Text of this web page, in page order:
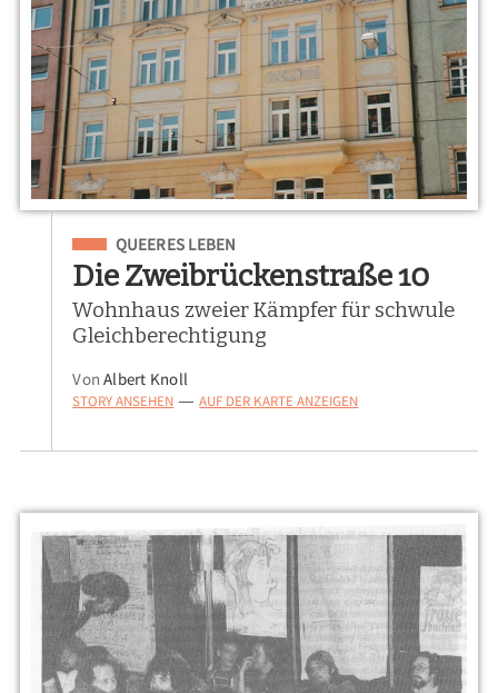
Eingeordnet unter
QUEERES LEBEN
Die Zweibrückenstraße 10
Wohnhaus zweier Kämpfer für schwule
Gleichberechtigung
VonAlbert Knoll
STORY ANSEHEN — AUF DER KARTE ANZEIGEN